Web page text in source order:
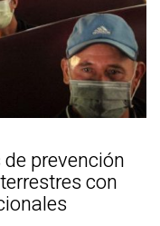
prevención
con